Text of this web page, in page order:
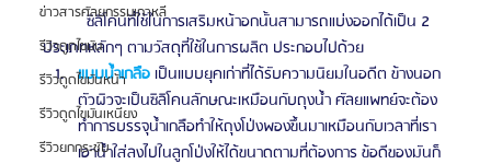
ข่าวสารศัลยกรรมเกาหลี
รีวิวดูดไขมัน
รีวิวดูดไขมันหน้า
รีวิวดูดไขมันเหนียง
รีวิวยกกระชับ
	ซิลิโคนที่ใช้ในการเสริมหน้าอกนั้นสามารถแบ่งออกได้เป็น 2
ประเภทหลักๆ ตามวัสดุที่ใช้ในการผลิต ประกอบไปด้วย
แบบน้ำเกลือ เป็นแบบยุคเก่าที่ได้รับความนิยมในอดีต ข้างนอก
ตัวผิวจะเป็นซิลิโคนลักษณะเหมือนกับถุงน้ำ ศัลยแพทย์จะต้อง
ทำการบรรจุน้ำเกลือทำให้ถุงโป่งพองขึ้นมาเหมือนกับเวลาที่เรา
เอาน้ำใส่ลงไปในลูกโป่งให้ได้ขนาดตามที่ต้องการ ข้อดีของมันก็